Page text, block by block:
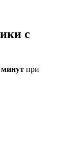
с
минут при